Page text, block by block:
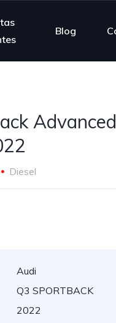
Blog
Advanced
Diesel
Audi
Q3 SPORTBACK
2022